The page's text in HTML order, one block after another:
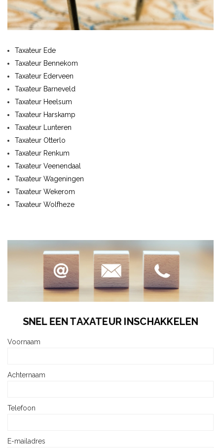
Taxateur Ede
Taxateur Bennekom
Taxateur Ederveen
Taxateur Barneveld
Taxateur Heelsum
Taxateur Harskamp
Taxateur Lunteren
Taxateur Otterlo
Taxateur Renkum
Taxateur Veenendaal
Taxateur Wageningen
Taxateur Wekerom
Taxateur Wolfheze
SNEL EEN TAXATEUR INSCHAKKELEN
Voornaam
Achternaam
Telefoon
E-mailadres